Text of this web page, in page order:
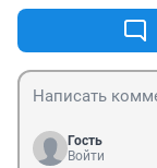
Гость
Войти